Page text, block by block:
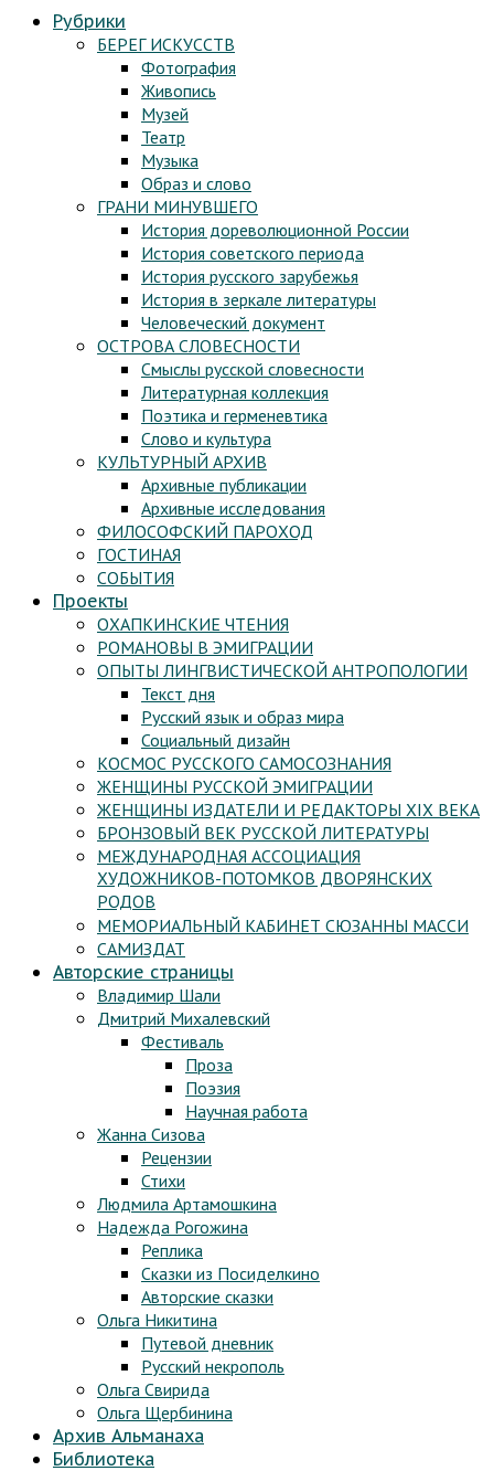
Рубрики
БЕРЕГ ИСКУССТВ
Фотография
Живопись
Музей
Театр
Музыка
Образ и слово
ГРАНИ МИНУВШЕГО
История дореволюционной России
История советского периода
История русского зарубежья
История в зеркале литературы
Человеческий документ
ОСТРОВА СЛОВЕСНОСТИ
Смыслы русской словесности
Литературная коллекция
Поэтика и герменевтика
Слово и культура
КУЛЬТУРНЫЙ АРХИВ
Архивные публикации
Архивные исследования
ФИЛОСОФСКИЙ ПАРОХОД
ГОСТИНАЯ
СОБЫТИЯ
Проекты
ОХАПКИНСКИЕ ЧТЕНИЯ
РОМАНОВЫ В ЭМИГРАЦИИ
ОПЫТЫ ЛИНГВИСТИЧЕСКОЙ АНТРОПОЛОГИИ
Текст дня
Русский язык и образ мира
Социальный дизайн
КОСМОС РУССКОГО САМОСОЗНАНИЯ
ЖЕНЩИНЫ РУССКОЙ ЭМИГРАЦИИ
ЖЕНЩИНЫ ИЗДАТЕЛИ И РЕДАКТОРЫ XIX ВЕКА
БРОНЗОВЫЙ ВЕК РУССКОЙ ЛИТЕРАТУРЫ
МЕЖДУНАРОДНАЯ АССОЦИАЦИЯ
ХУДОЖНИКОВ-ПОТОМКОВ ДВОРЯНСКИХ
РОДОВ
МЕМОРИАЛЬНЫЙ КАБИНЕТ СЮЗАННЫ МАССИ
САМИЗДАТ
Авторские страницы
Владимир Шали
Дмитрий Михалевский
Фестиваль
Проза
Поэзия
Научная работа
Жанна Сизова
Рецензии
Стихи
Людмила Артамошкина
Надежда Рогожина
Реплика
Сказки из Посиделкино
Авторские сказки
Ольга Никитина
Путевой дневник
Русский некрополь
Ольга Свирида
Ольга Щербинина
Архив Альманаха
Библиотека